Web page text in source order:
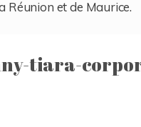
Réunion et de Maurice.
tiara-